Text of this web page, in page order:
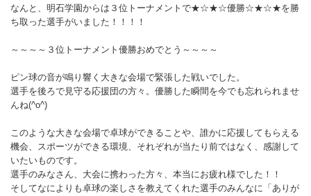
なんと、明石学園からは３位トーナメントで★☆★☆優勝☆★☆★を勝
ち取った選手がいました！！！！
～～～～３位トーナメント優勝おめでとう～～～～
ピン球の音が鳴り響く大きな会場で緊張した戦いでした。
選手を後ろで見守る応援団の方々。優勝した瞬間を今でも忘れられませ
んね(^o^)
このような大きな会場で卓球ができることや、誰かに応援してもらえる
機会、スポーツができる環境、それぞれが当たり前ではなく、感謝して
いたいものです。
選手のみなさん、大会に携わった方々、本当にお疲れ様でした！！
そしてなによりも卓球の楽しさを教えてくれた選手のみんなに「ありが